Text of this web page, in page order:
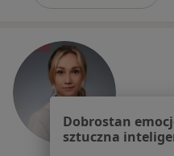
Dobrostan
sztuczna